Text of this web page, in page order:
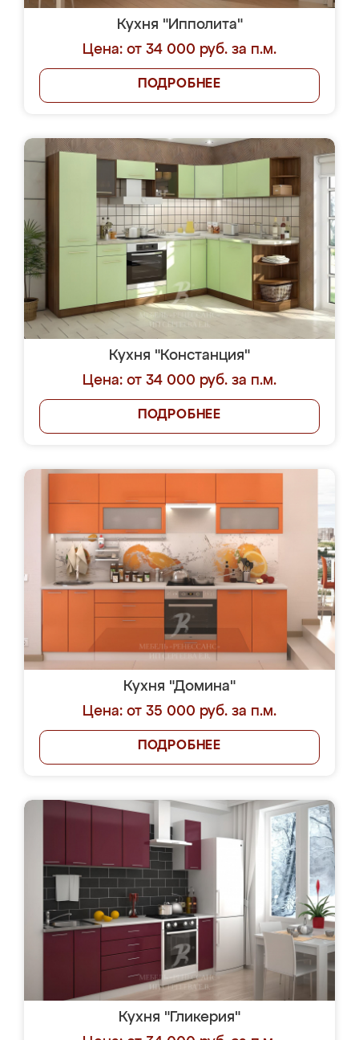
Кухня "Ипполита"
Цена: от 34 000 руб. за п.м.
ПОДРОБНЕЕ
Кухня "Констанция"
Цена: от 34 000 руб. за п.м.
ПОДРОБНЕЕ
Кухня "Домина"
Цена: от 35 000 руб. за п.м.
ПОДРОБНЕЕ
Кухня "Гликерия"